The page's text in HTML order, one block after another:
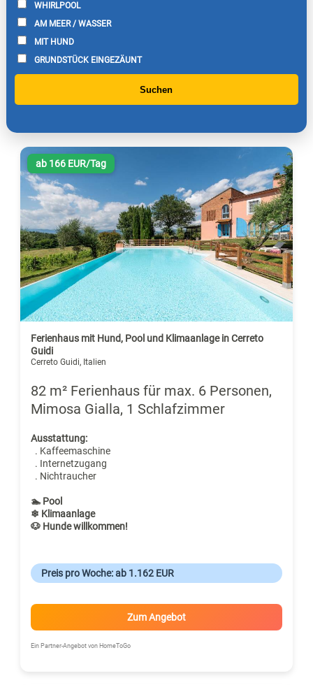
WHIRLPOOL
AM MEER / WASSER
MIT HUND
GRUNDSTÜCK EINGEZÄUNT
Suchen
ab 166 EUR/Tag
Ferienhaus mit Hund, Pool und Klimaanlage in Cerreto
Guidi
Cerreto Guidi, Italien
82 m² Ferienhaus für max. 6 Personen,
Mimosa Gialla, 1 Schlafzimmer
Ausstattung:
. Kaffeemaschine
. Internetzugang
. Nichtraucher
🏊 Pool
❄ Klimaanlage
🐶 Hunde willkommen!
Preis pro Woche: ab 1.162 EUR
Zum Angebot
Ein Partner-Angebot von HomeToGo